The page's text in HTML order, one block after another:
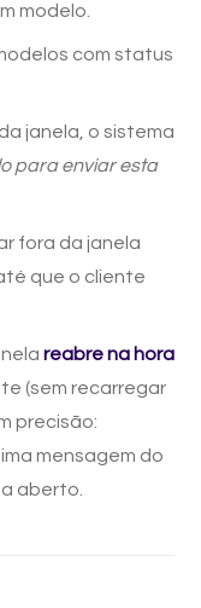
modelo.
com status
janela, o sistema
para enviar esta
fora da janela
que o cliente
reabre na hora
(sem recarregar
precisão:
mensagem do
aberto.